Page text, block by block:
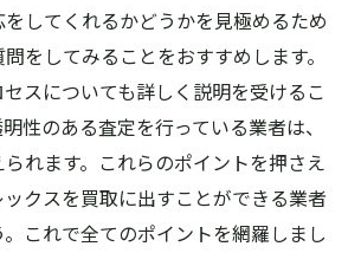
してくれるかどうかを見極めるため
をしてみることをおすすめします。
スについても詳しく説明を受けるこ
性のある査定を行っている業者は、
れます。これらのポイントを押さえ
クスを買取に出すことができる業者
これで全てのポイントを網羅しまし